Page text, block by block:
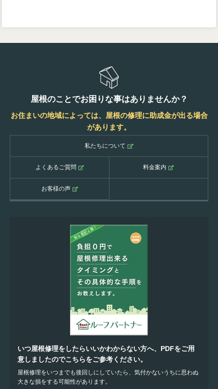
屋根のことでお困りな事はありませんか？
お住まいの地域によっては、屋根の修理に助成金が出る場合
があります。
私たちについて
よくあるご質問 料金案内
お客様の声
いつ屋根修理をしたらいいかわからない方へ、PDFをご用
意しましたのでこちらをご参考ください。
屋根修理をいつまでも後回しにしていたら、気付かないうちに思わぬ
大きな損をする可能性があります。